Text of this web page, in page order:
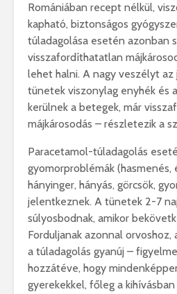
Romániában recept nélkül,
kapható, biztonságos
túladagolása esetén azonban
visszafordíthatatlan
lehet halni. A nagy veszélyt
tünetek viszonylag enyhék és
kerülnek a betegek, már
májkárosodás – részletezik a
Paracetamol-túladagolás
gyomorproblémák (hasmenés,
hányinger, hányás, görcsök,
jelentkeznek. A tünetek 2-7
súlyosbodnak, amikor
Forduljanak azonnal
a túladagolás gyanúj –
hozzátéve, hogy
gyerekekkel, főleg a